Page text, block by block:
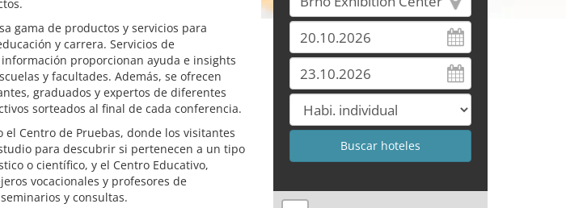
gama de productos y servicios para
y carrera. Servicios de
proporcionan ayuda e insights
y facultades. Además, se ofrecen
graduados y expertos de diferentes
sorteados al final de cada conferencia.
Centro de Pruebas, donde los visitantes
para descubrir si pertenecen a un tipo
o científico, y el Centro Educativo,
vocacionales y profesores de
y consultas.